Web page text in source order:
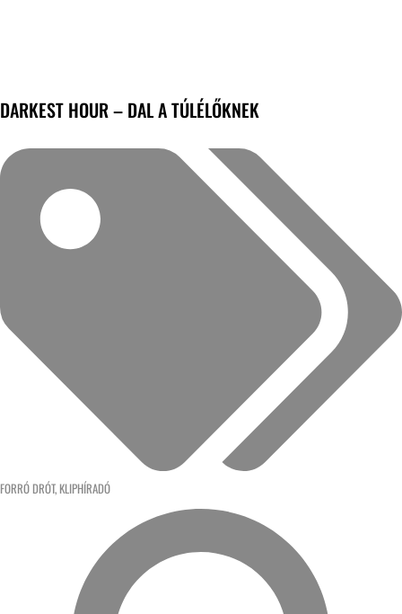
DARKEST HOUR – DAL A TÚLÉLŐKNEK
FORRÓ DRÓT, KLIPHÍRADÓ